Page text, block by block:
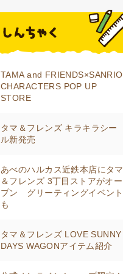
TAMA and FRIENDS×SANRIO
CHARACTERS POP UP
STORE
タマ＆フレンズ キラキラシー
ル新発売
あべのハルカス近鉄本店にタマ
＆フレンズ 3丁目ストアがオー
プン グリーティングイベント
も
タマ＆フレンズ LOVE SUNNY
DAYS WAGONアイテム紹介